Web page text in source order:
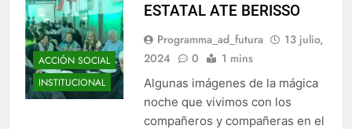
ACCIÓN SOCIAL
INSTITUCIONAL
ESTATAL ATE BERISSO
Programma_ad_futura
13 julio,
2024
0 1 mins
Algunas imágenes de la mágica
noche que vivimos con los
compañeros y compañeras en el